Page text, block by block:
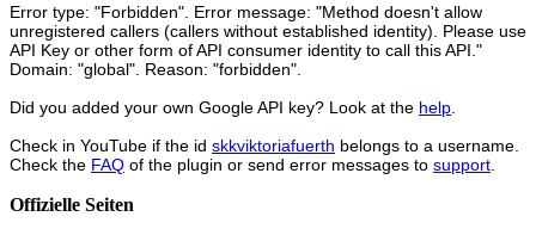
Error type: "Forbidden". Error message: "Method doesn't allow
unregistered callers (callers without established identity). Please use
API Key or other form of API consumer identity to call this API."
Domain: "global". Reason: "forbidden".
Did you added your own Google API key? Look at the help
Check in YouTube if the id skkviktoriafuerth belongs to a username.
Check the FAQ of the plugin or send error messages to support
Offizielle Seiten